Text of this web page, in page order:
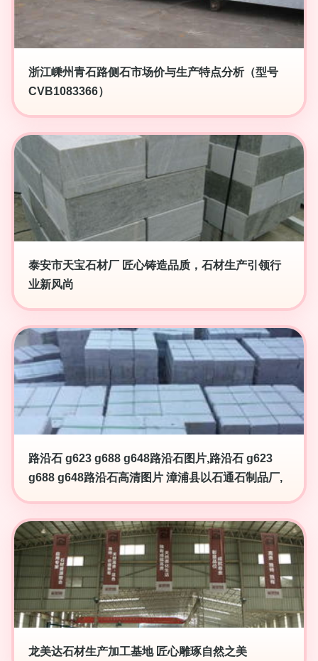
浙江嵊州青石路侧石市场价与生产特点分析（型号
CVB1083366）
泰安市天宝石材厂 匠心铸造品质，石材生产引领行
业新风尚
路沿石 g623 g688 g648路沿石图片,路沿石 g623
g688 g648路沿石高清图片 漳浦县以石通石制品厂,
龙美达石材生产加工基地 匠心雕琢自然之美